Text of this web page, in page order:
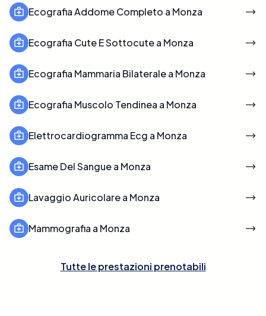
Ecografia Addome Completo a Monza
Ecografia Cute E Sottocute a Monza
Ecografia Mammaria Bilaterale a Monza
Ecografia Muscolo Tendinea a Monza
Elettrocardiogramma Ecg a Monza
Esame Del Sangue a Monza
Lavaggio Auricolare a Monza
Mammografia a Monza
Tutte le prestazioni prenotabili